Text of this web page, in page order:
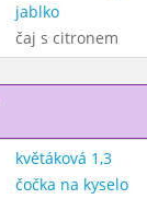
jablko
čaj s citronem
květáková 1,3
čočka na kyselo